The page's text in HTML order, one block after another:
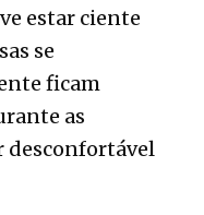
estar ciente
se
ficam
as
desconfortável